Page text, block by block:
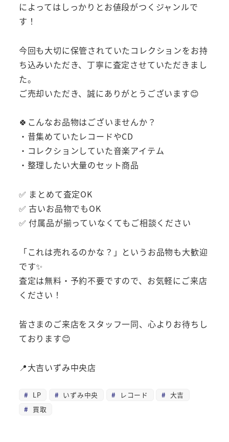
によってはしっかりとお値段がつくジャンルで
す！
今回も大切に保管されていたコレクションをお持
ち込みいただき、丁寧に査定させていただきまし
た。
ご売却いただき、誠にありがとうございます😊
🍀こんなお品物はございませんか？
・昔集めていたレコードやCD
・コレクションしていた音楽アイテム
・整理したい大量のセット商品
✅ まとめて査定OK
✅ 古いお品物でもOK
✅ 付属品が揃っていなくてもご相談ください
「これは売れるのかな？」というお品物も大歓迎
です✨
査定は無料・予約不要ですので、お気軽にご来店
ください！
皆さまのご来店をスタッフ一同、心よりお待ちし
ております😊
📍大吉いずみ中央店
LP いずみ中央 レコード
大吉
買取